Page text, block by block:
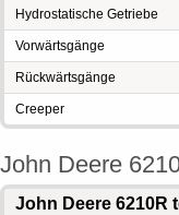
Hydrostatische Getriebe
Vorwärtsgänge
Rückwärtsgänge
Creeper
John Deere
John Deere 6210R